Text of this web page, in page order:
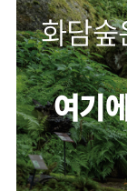
화담숲
여기